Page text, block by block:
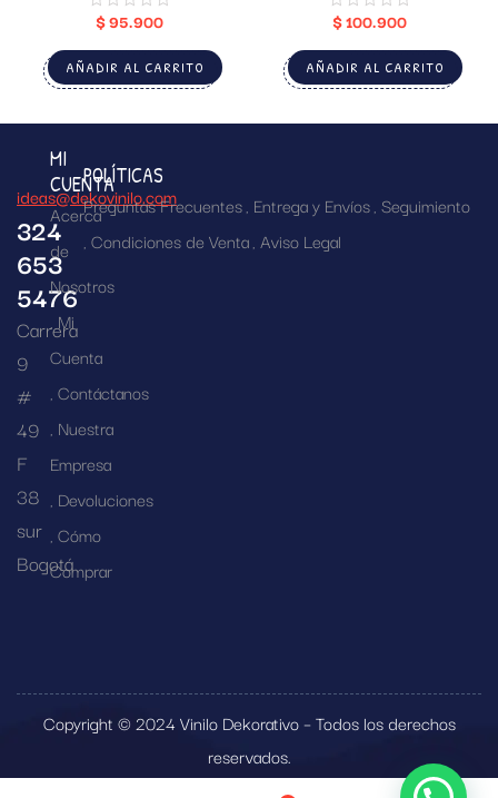
$95.900
AÑADIR AL CARRITO
$100.900
AÑADIR AL CARRITO
ideas@dekovinilo.com
324
653
5476
Carrera
9
#
49
F
38
sur
Bogotá
MI
CUENTA
Acerca
de
Nosotros
Mi
Cuenta
Contáctanos
Nuestra
Empresa
Devoluciones
Cómo
Comprar
POLÍTICAS
Preguntas Frecuentes Entrega y Envíos Seguimiento
Condiciones de Venta Aviso Legal
Copyright © 2024 Vinilo Dekorativo – Todos los derechos
reservados.